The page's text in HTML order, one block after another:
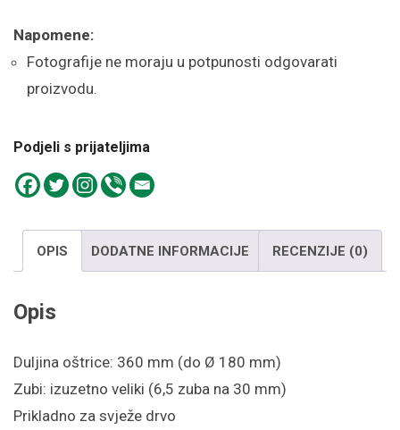
Napomene:
Fotografije ne moraju u potpunosti odgovarati
proizvodu.
Podjeli s prijateljima
OPIS DODATNE INFORMACIJE RECENZIJE (0)
Opis
Duljina oštrice: 360 mm (do Ø 180 mm)
Zubi: izuzetno veliki (6,5 zuba na 30 mm)
Prikladno za svježe drvo